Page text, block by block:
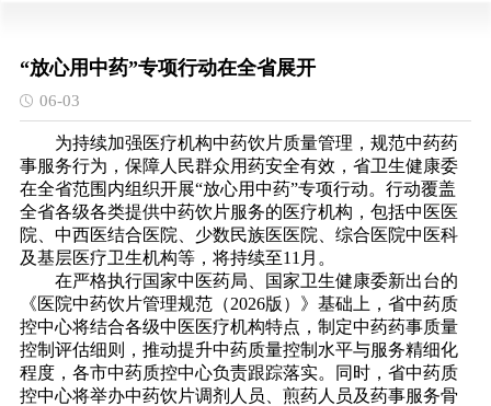
“放心用中药”专项行动在全省展开
06-03
为持续加强医疗机构中药饮片质量管理，规范中药药
事服务行为，保障人民群众用药安全有效，省卫生健康委
在全省范围内组织开展“放心用中药”专项行动。行动覆盖
全省各级各类提供中药饮片服务的医疗机构，包括中医医
院、中西医结合医院、少数民族医医院、综合医院中医科
及基层医疗卫生机构等，将持续至11月。
在严格执行国家中医药局、国家卫生健康委新出台的
《医院中药饮片管理规范（2026版）》基础上，省中药质
控中心将结合各级中医医疗机构特点，制定中药药事质量
控制评估细则，推动提升中药质量控制水平与服务精细化
程度，各市中药质控中心负责跟踪落实。同时，省中药质
控中心将举办中药饮片调剂人员、煎药人员及药事服务骨